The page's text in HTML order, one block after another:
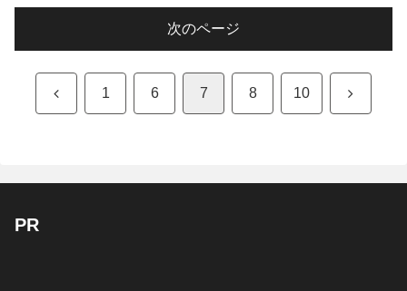
次のページ
前 1 6 7 8 10 次
PR